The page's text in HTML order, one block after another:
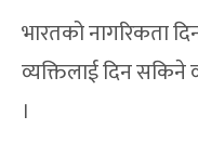
भारतको नागरिकता
व्यक्तिलाई दिन
।